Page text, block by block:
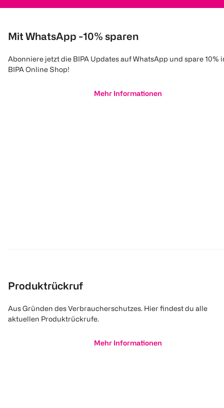
Mit WhatsApp -10% sparen
Abonniere jetzt die BIPA Updates auf WhatsApp und spare 10%
BIPA Online Shop!
Mehr Informationen
Produktrückruf
Aus Gründen des Verbraucherschutzes. Hier findest du alle
aktuellen Produktrückrufe.
Mehr Informationen